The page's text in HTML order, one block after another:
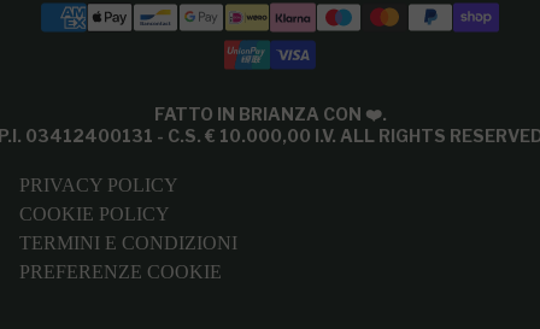
Modalità di pagamento
FATTO IN BRIANZA CON ❤️.
03412400131 - C.S. € 10.000,00 I.V. ALL RIGHTS
PRIVACY POLICY
COOKIE POLICY
TERMINI E CONDIZIONI
PREFERENZE COOKIE